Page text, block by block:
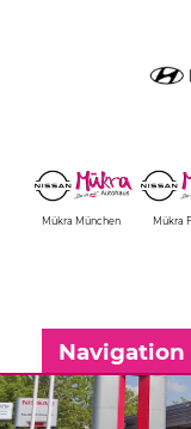
Mükra München Mükra
Navigation